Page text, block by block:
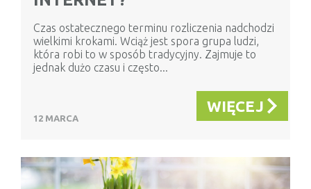
Czas ostatecznego terminu rozliczenia nadchodzi
wielkimi krokami. Wciąż jest spora grupa ludzi,
która robi to w sposób tradycyjny. Zajmuje to
jednak dużo czasu i często...
12 MARCA
WIĘCEJ